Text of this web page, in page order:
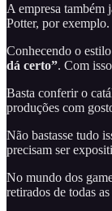
A empresa também
Potter, por exemplo.
Conhecendo o
dá certo”. Com
Basta conferir o
produções com
Não bastasse tudo
precisam ser
No mundo dos
retirados de todas